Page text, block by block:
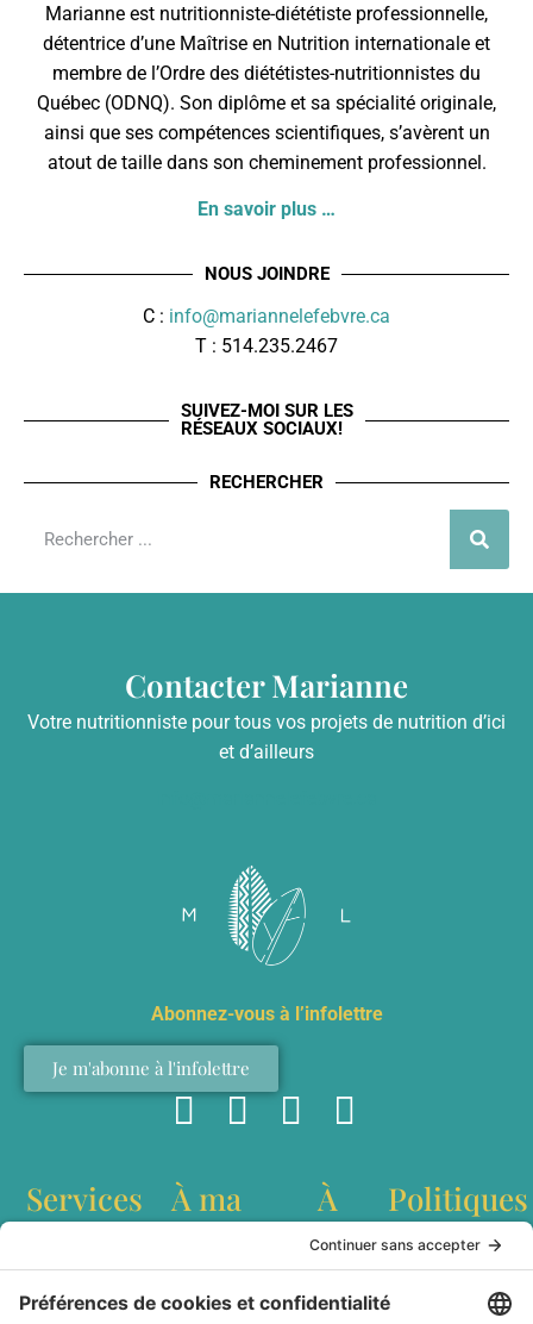
Marianne est nutritionniste-diététiste professionnelle,
détentrice d’une Maîtrise en Nutrition internationale et
membre de l’Ordre des diététistes-nutritionnistes du
Québec (ODNQ). Son diplôme et sa spécialité originale,
ainsi que ses compétences scientifiques, s’avèrent un
atout de taille dans son cheminement professionnel.
En savoir plus …
NOUS JOINDRE
C : info@mariannelefebvre.ca
T : 514.235.2467
SUIVEZ-MOI SUR LES
RÉSEAUX SOCIAUX!
RECHERCHER
Contacter Marianne
Votre nutritionniste pour tous vos projets de nutrition d’ici
et d’ailleurs
Abonnez-vous à l’infolettre
Je m'abonne à l'infolettre
Services
interculturelles
Ateliers de
À ma
Recettes
Baladodiffusion
À
propos
Qui est
Marianne
Politiques
Politique de
confidentialité
Conditions